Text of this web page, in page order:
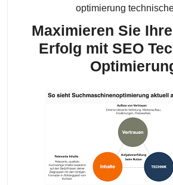
optimierung
Maximieren Sie
Erfolg mit SEO